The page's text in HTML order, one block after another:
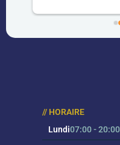
// HORAIRE
Lundi07:00 - 20:00